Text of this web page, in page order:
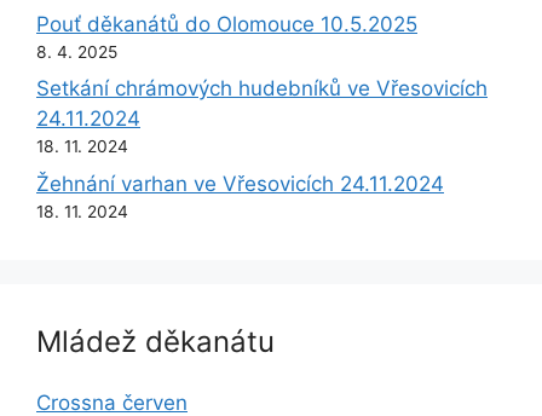
Pouť děkanátů do Olomouce 10.5.2025
8. 4. 2025
Setkání chrámových hudebníků ve Vřesovicích
24.11.2024
18. 11. 2024
Žehnání varhan ve Vřesovicích 24.11.2024
18. 11. 2024
Mládež děkanátu
Crossna červen